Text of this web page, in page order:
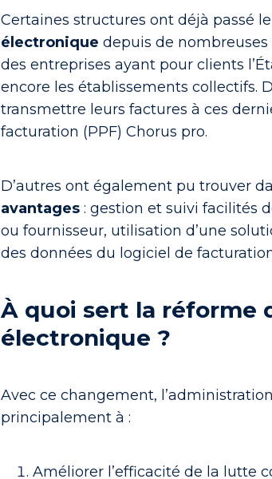
Certaines structures ont déjà passé
électronique depuis de nombreuses
des entreprises ayant pour clients
encore les établissements collectifs.
transmettre leurs factures à ces
facturation (PPF) Chorus pro.
D’autres ont également pu trouver
avantages : gestion et suivi facilités
ou fournisseur, utilisation d’une
des données du logiciel de
À quoi sert la réforme
électronique ?
Avec ce changement,
principalement à :
Améliorer l’efficacité de la lutte